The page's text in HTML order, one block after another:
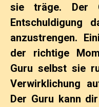
sie träge. Der
Entschuldigung
anzustrengen.
der richtige
Guru selbst sie
Verwirklichung
Der Guru kann